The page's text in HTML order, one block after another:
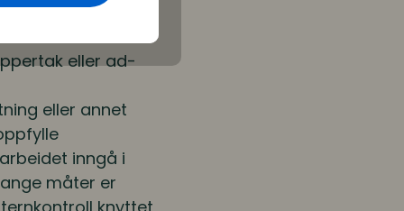
eller ad-
eller annet
inngå i
måter er
knyttet